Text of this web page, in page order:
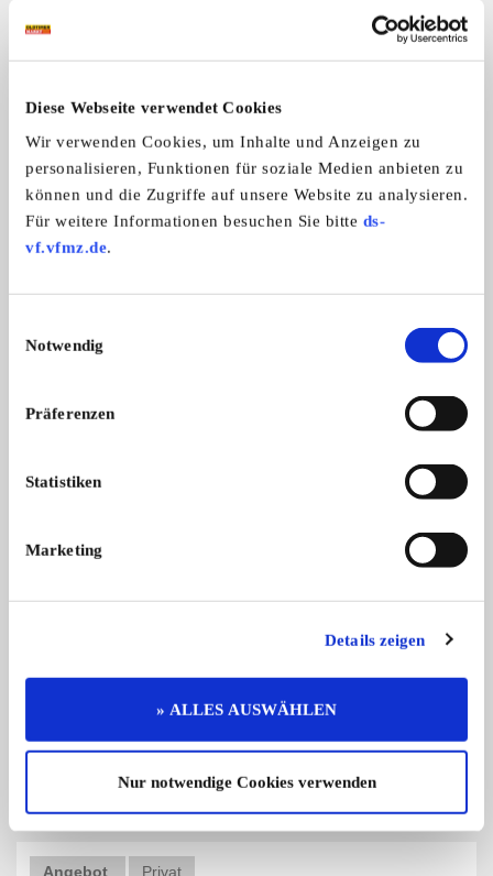
Diese Webseite verwendet Cookies
Wir verwenden Cookies, um Inhalte und Anzeigen zu
personalisieren, Funktionen für soziale Medien anbieten zu
können und die Zugriffe auf unsere Website zu analysieren.
Für weitere Informationen besuchen Sie bitte ds-
vf.vfmz.de.
Notwendig
Präferenzen
Statistiken
Marketing
Details zeigen
» ALLES AUSWÄHLEN
Nur notwendige Cookies verwenden
Hydraulik Zylinder
...
600,- €
ich A ...
Das könnte Sie auch interessieren
ALLE ANZEIGEN
Ein sehr gepflegtes Fahrzeug!im
24.500,- €
Chevrolet Camaro
1989 Chevrolet
Diese Anzeige empfehlen
Angebot Privat